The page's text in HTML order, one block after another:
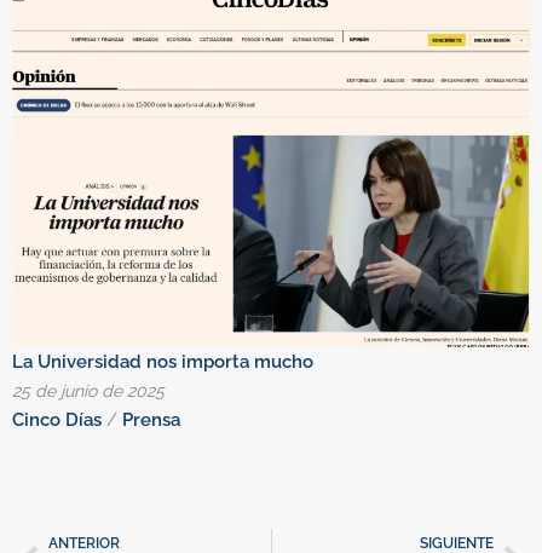
La Universidad nos importa mucho
25 de junio de 2025
Cinco Días / Prensa
Ant
ANTERIOR SIGUIENTE